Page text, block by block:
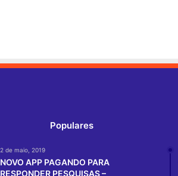
Populares
2 de maio, 2019
NOVO APP PAGANDO PARA
RESPONDER PESQUISAS –